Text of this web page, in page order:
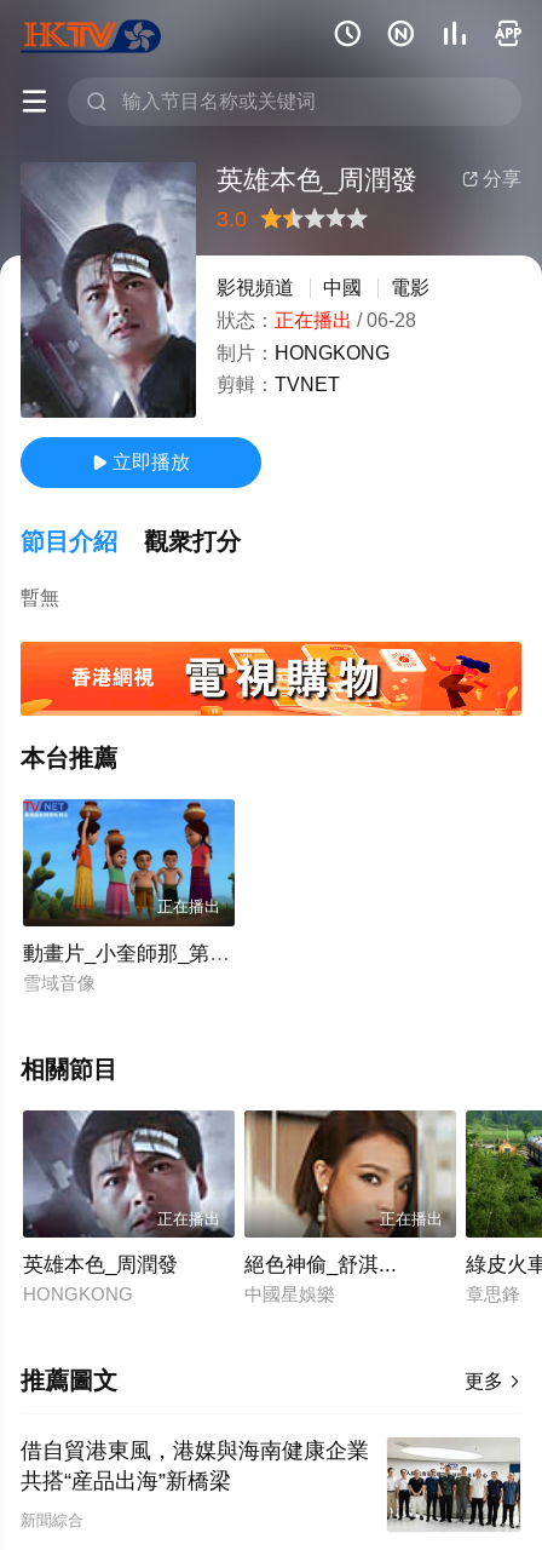
   
 
 分享
英雄本色_周潤發
3.0
很差較差還行推薦力薦
影視頻道 中國
電影
狀态： 正在播出 /06-28
制片： HONGKONG
剪輯： TVNET
 立即播放
節目介紹 觀衆打分
暫無
本台推薦
正在播出
動畫片_小奎師那_第十一集
雪域音像
相關節目
正在播出
英雄本色_周潤發
HONGKONG
正在播出
絕色神偷_舒淇...
中國星娛樂
綠皮火
章思鋒
更多 
推薦圖文
借自貿港東風，港媒與海南健康企業
共搭“産品出海”新橋梁
新聞綜合